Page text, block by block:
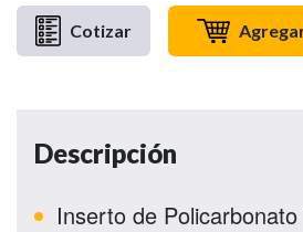
Cotizar
Descripción
Inserto de Policarbonato